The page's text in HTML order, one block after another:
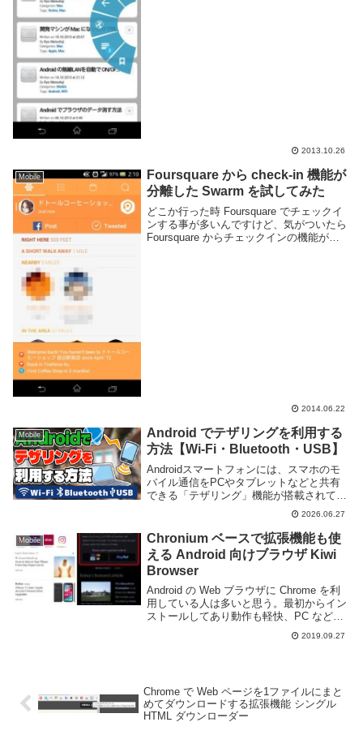
2013.10.26
Mobile
Foursquare から check-in 機能が
分離した Swarm を試してみた
どこか行った時 Foursquare でチェックイ
ンする事が多いんですけど、気がついたら
Foursquare からチェックインの機能が無
2014.06.22
Mobile
Android でテザリングを利用する
方法【Wi-Fi・Bluetooth・USB】
Androidスマートフォンには、スマホのモ
バイル通信をPCやタブレットなどと共有
できる「テザリング」機能が搭載されてい
ます。外出先でWi-Fiがない場所でも、ス
マホをモバイルルーター代わりに利用でき
るため、とても便利です。この記事では、
A...
2026.06.27
Mobile
Chronium ベースで拡張機能も使
える Android 向けブラウザ Kiwi
Browser
Android の Web ブラウザに Chrome を利
用している人は多いと思う。最初からイン
ストールしてあり動作も軽快、PC など他
のデバイスと同期を取れるという利点はあ
るもの、PC 版と比べると拡張機能が利用
2019.09.27
Chrome で Web ページを1ファイルにまと
めてダウンロードする拡張機能 シングル
HTML ダウンローダー